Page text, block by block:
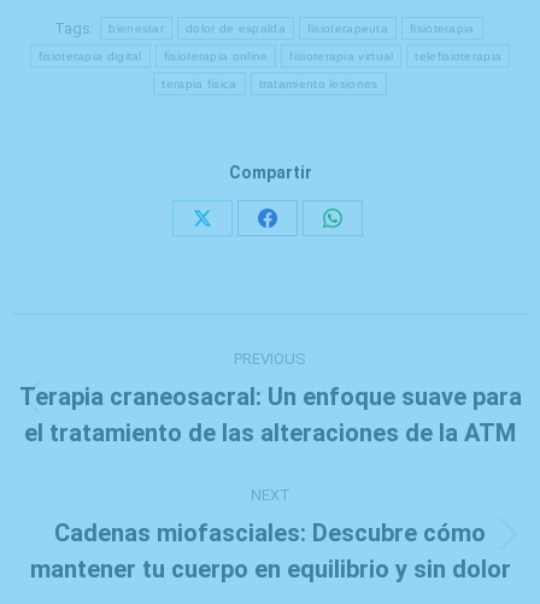
Tags: bienestar dolor de espalda fisioterapeuta fisioterapia
fisioterapia digital fisioterapia online fisioterapia virtual telefisioterapia
terapia fisica tratamiento lesiones
Compartir
Share
Share
Share
PREVIOUS
Previous
post:
Terapia craneosacral: Un enfoque suave para
el tratamiento de las alteraciones de la ATM
NEXT
Next
post:
Cadenas miofasciales: Descubre cómo
mantener tu cuerpo en equilibrio y sin dolor